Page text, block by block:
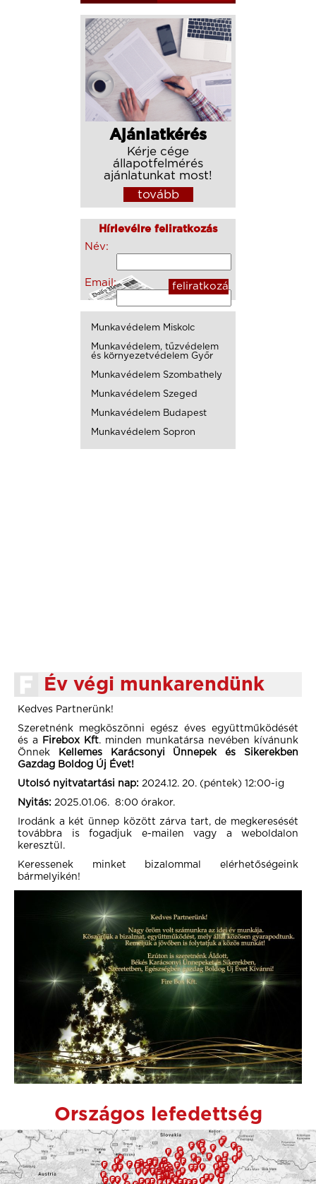
Ajánlatkérés
Kérje cége
állapotfelmérés
ajánlatunkat most!
tovább
Hírlevélre feliratkozás
Név:
Email:
Munkavédelem Miskolc
Munkavédelem, tűzvédelem
és környezetvédelem Győr
Munkavédelem Szombathely
Munkavédelem Szeged
Munkavédelem Budapest
Munkavédelem Sopron
Év végi munkarendünk
Kedves Partnerünk!
Szeretnénk megköszönni egész éves együttműködését
és a
Firebox Kft. minden munkatársa nevében kívánunk
Önnek
Kellemes Karácsonyi Ünnepek és Sikerekben
Gazdag Boldog Új Évet!
Utolsó nyitvatartási nap: 2024.12. 20. (péntek) 12:00-ig
Nyitás: 2025.01.06. 8:00 órakor.
Irodánk a két ünnep között zárva tart, de megkeresését
továbbra is fogadjuk e-mailen vagy a weboldalon
keresztül.
Keressenek minket bizalommal elérhetőségeink
bármelyikén!
Országos lefedettség